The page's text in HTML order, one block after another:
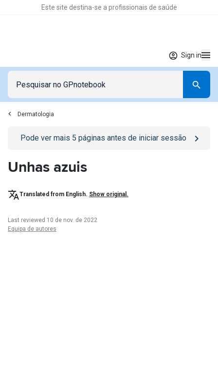
Este site destina-se a profissionais de saúde
Sign in
Dermatologia
Go to/sign-inpage
Pode ver mais 5 páginas antes de iniciar sessão
Unhas azuis
Translated from English. Show original.
Last reviewed 10 de nov. de 2022
Equipa de autores